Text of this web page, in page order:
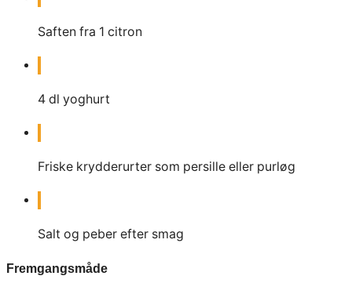
Saften fra 1 citron
4 dl yoghurt
Friske krydderurter som persille eller purløg
Salt og peber efter smag
Fremgangsmåde